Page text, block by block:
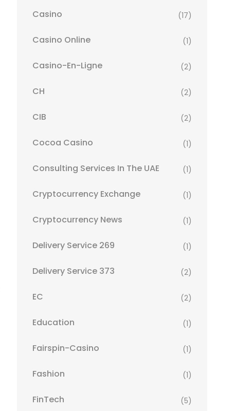
Casino (17)
Casino Online (1)
Casino-En-Ligne (2)
CH (2)
CIB (2)
Cocoa Casino (1)
Consulting Services In The UAE (1)
Cryptocurrency Exchange (1)
Cryptocurrency News (1)
Delivery Service 269 (1)
Delivery Service 373 (2)
EC (2)
Education (1)
Fairspin-Casino (1)
Fashion (1)
FinTech (5)